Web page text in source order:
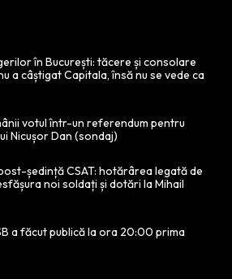
în București: tăcere și consolare
a câștigat Capitala, însă nu se vede ca
votul într-un referendum pentru
Nicușor Dan (sondaj)
ședință CSAT: hotărârea legată de
noi soldați și dotări la Mihail
a făcut publică la ora 20:00 prima